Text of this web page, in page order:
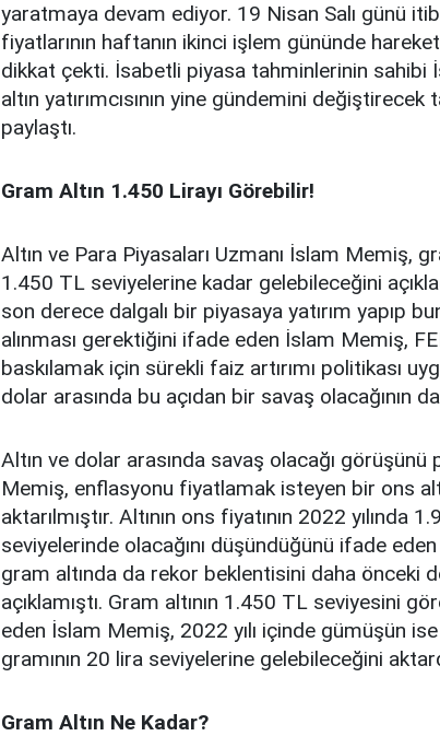
yaratmaya devam ediyor. 19 Nisan Salı günü
fiyatlarının haftanın ikinci işlem gününde
dikkat çekti. İsabetli piyasa tahminlerinin sahibi
altın yatırımcısının yine gündemini değiştirecek
paylaştı.
Gram Altın 1.450 Lirayı Görebilir!
Altın ve Para Piyasaları Uzmanı İslam Memiş,
1.450 TL seviyelerine kadar gelebileceğini
son derece dalgalı bir piyasaya yatırım yapıp
alınması gerektiğini ifade eden İslam Memiş,
baskılamak için sürekli faiz artırımı politikası
dolar arasında bu açıdan bir savaş olacağının
Altın ve dolar arasında savaş olacağı görüşünü
Memiş, enflasyonu fiyatlamak isteyen bir ons
aktarılmıştır. Altının ons fiyatının 2022 yılında
seviyelerinde olacağını düşündüğünü ifade
gram altında da rekor beklentisini daha önceki
açıklamıştı. Gram altının 1.450 TL seviyesini
eden İslam Memiş, 2022 yılı içinde gümüşün
gramının 20 lira seviyelerine gelebileceğini
Gram Altın Ne Kadar?